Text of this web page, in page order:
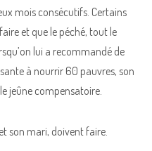
mois consécutifs. Certains
et que le péché, tout le
lui a recommandé de
à nourrir 60 pauvres, son
jeûne compensatoire.
son mari, doivent faire.